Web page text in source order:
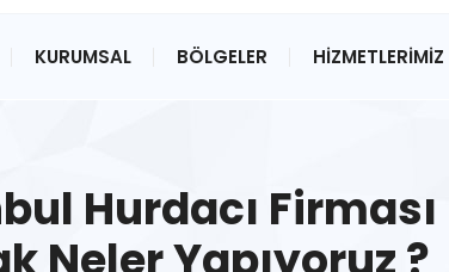
KURUMSAL BÖLGELER HIZMETLERIMIZ
Hurdacı Firması